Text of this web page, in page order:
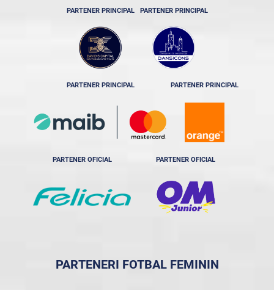
PARTENER PRINCIPAL PARTENER PRINCIPAL
PARTENER PRINCIPAL PARTENER PRINCIPAL
PARTENER OFICIAL PARTENER OFICIAL
PARTENERI FOTBAL FEMININ